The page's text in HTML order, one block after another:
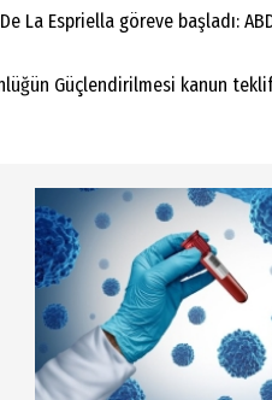
La Espriella göreve başladı:
Güçlendirilmesi kanun